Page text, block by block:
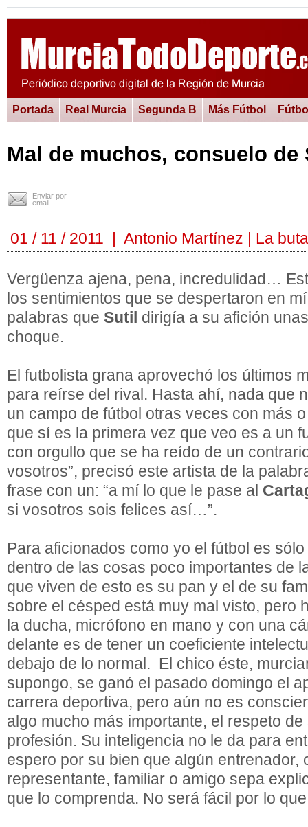
Portada Real Murcia Segunda B Más Fútbol
Mal de muchos, consuelo de
Enviar por
email
01 / 11 / 2011 | Antonio Martínez | La
Vergüenza ajena, pena, incredulidad…
los sentimientos que se despertaron en
palabras que Sutil dirigía a su afición
choque.
El futbolista grana aprovechó los últimos
para reírse del rival. Hasta ahí, nada que
un campo de fútbol otras veces con más
que sí es la primera vez que veo es a un
con orgullo que se ha reído de un
vosotros”, precisó este artista de la
frase con un: “a mí lo que le pase al
si vosotros sois felices así…”.
Para aficionados como yo el fútbol es
dentro de las cosas poco importantes de
que viven de esto es su pan y el de su
sobre el césped está muy mal visto, pero
la ducha, micrófono en mano y con una
delante es de tener un coeficiente
debajo de lo normal. El chico éste,
supongo, se ganó el pasado domingo el
carrera deportiva, pero aún no es
algo mucho más importante, el respeto
profesión. Su inteligencia no le da para
espero por su bien que algún entrenador,
representante, familiar o amigo sepa
que lo comprenda. No será fácil por lo